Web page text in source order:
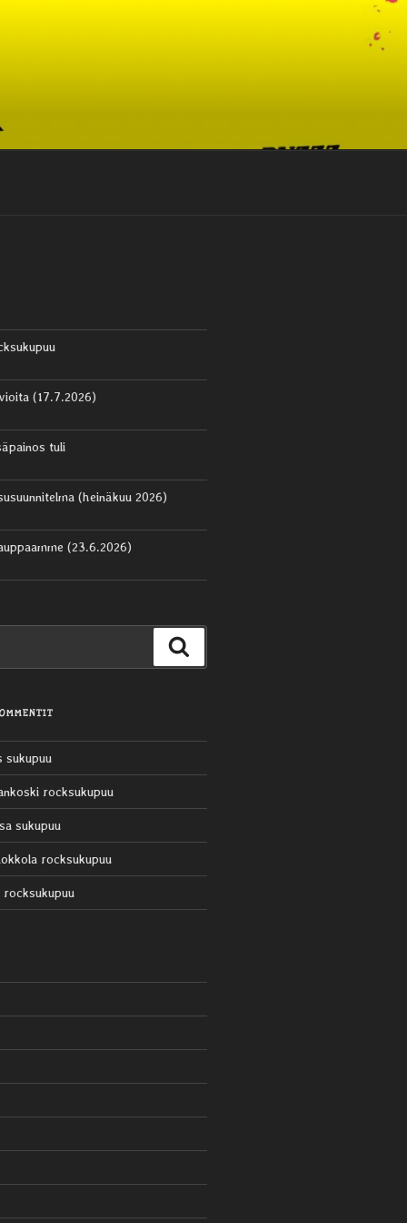
(17.7.2026)
tuli
(heinäkuu 2026)
(23.6.2026)
sukupuu
rocksukupuu
sukupuu
rocksukupuu